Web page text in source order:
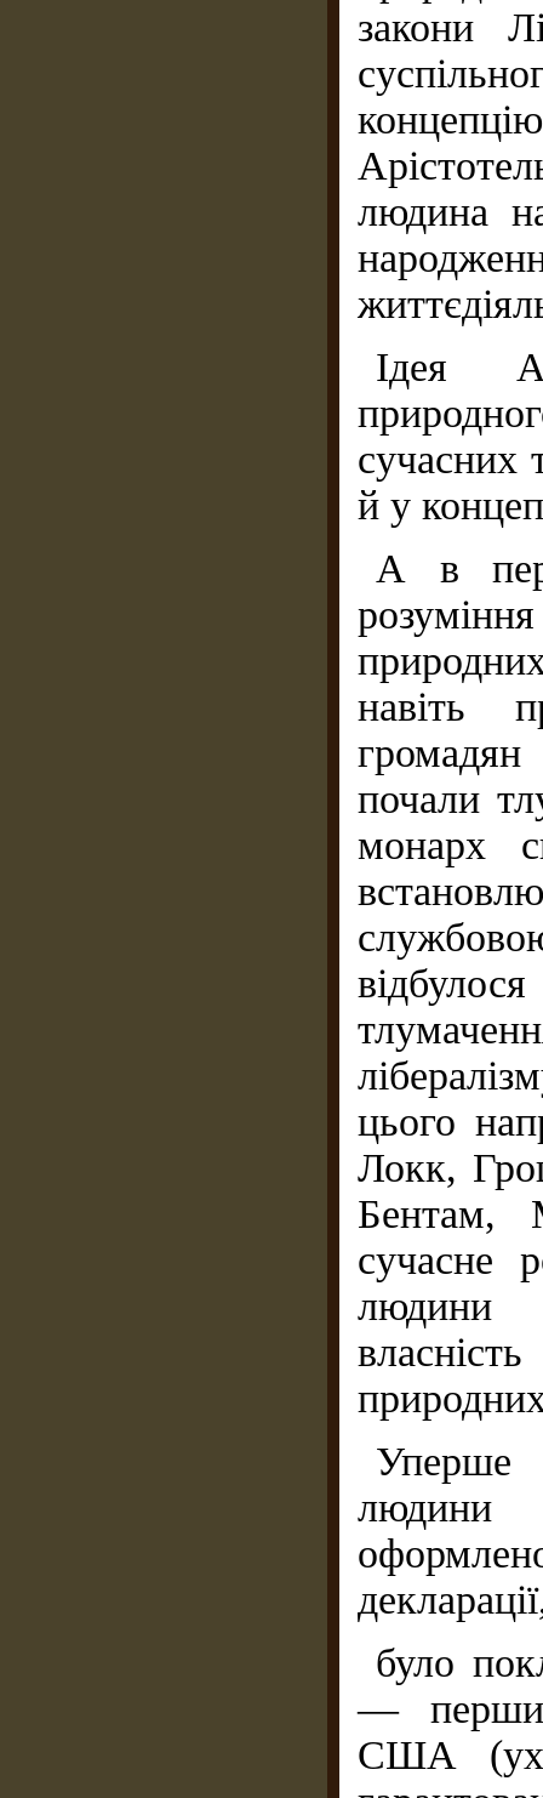
закони
людина
Ідея
сучасних
й у
А в
навіть
почали
монарх
цього
Локк,
Бентам,
сучасне
людини
Уперше
людини
було
—
США